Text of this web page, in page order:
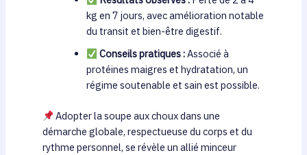
kg en 7 jours, avec amélioration notable
du transit et bien-être digestif.
Conseils pratiques :Associé à
protéines maigres et hydratation, un
régime soutenable et sain est possible.
Adopter la soupe aux choux dans une
démarche globale, respectueuse du corps et du
rythme personnel, se révèle un allié minceur